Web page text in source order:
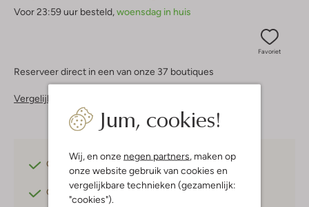
Jum, cookies!
Wij, en onze negen partners, maken op
onze website gebruik van cookies en
vergelijkbare technieken (gezamenlijk:
"cookies").
Voor 23:59 uur besteld,woensdag in huis
Favoriet
Reserveer direct in een van onze 37 boutiques
Vergelijkbare items
Gratis verzending vanaf €75,-
Gratis retourneren binnen 30 dagen*